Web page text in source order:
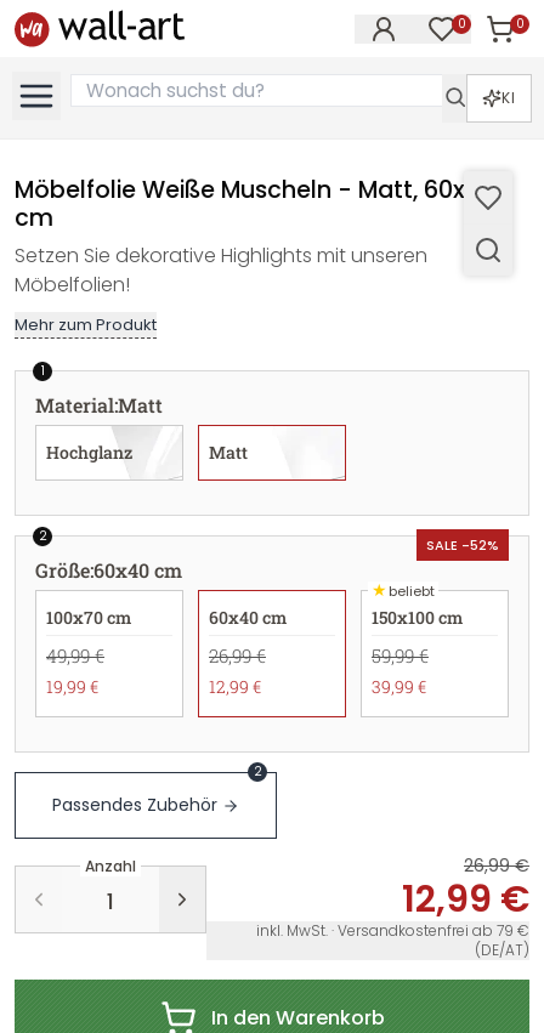
0 0
KI
Möbelfolie Weiße Muscheln - Matt, 60x40
cm
Setzen Sie dekorative Highlights mit unseren
Möbelfolien!
Mehr zum Produkt
1
Material:Matt
Hochglanz Matt
SALE -52%
2
Größe:60x40 cm
100x70 cm
49,99 €
19,99 €
60x40 cm
26,99 €
12,99 €
★beliebt
150x100 cm
59,99 €
39,99 €
Passendes Zubehör
2
Anzahl 26,99 €
12,99 €
inkl. MwSt. · Versandkostenfrei ab 79 €
(DE/AT)
In den Warenkorb